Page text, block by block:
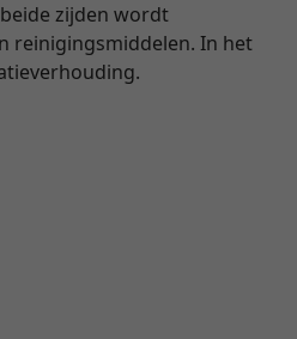
zijden wordt
reinigingsmiddelen. In het